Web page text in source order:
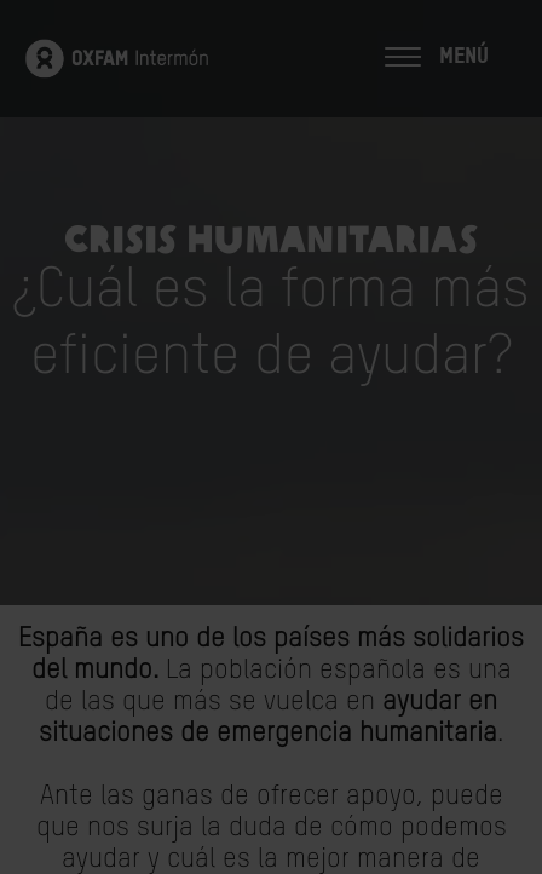
MENÚ
Crisis humanitarias
¿Cuál es la forma más
eficiente de ayudar?
España es uno de los países más solidarios
del mundo.La población española es una
de las que más se vuelca en ayudar en
situaciones de emergencia humanitaria.
Ante las ganas de ofrecer apoyo, puede
que nos surja la duda de cómo podemos
ayudar y cuál es la mejor manera de